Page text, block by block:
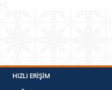
HIZLI ERIŞIM